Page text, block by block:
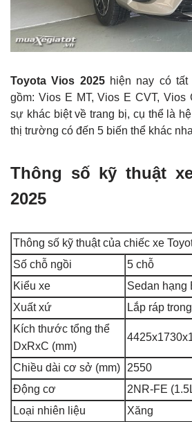
Toyota Vios 2025hiện nay có tất
gồm: Vios E MT, Vios E CVT, Vios
sự khác biệt về trang bị, cụ thể là
thị trường có đến 5 biến thể khác
Thông số kỹ thuật
2025
Thông số kỹ thuật của chiếc xe
Số chỗ ngồi
5 chỗ
Kiểu xe
Sedan hạng
Xuất xứ
Lắp ráp
Kích thước tổng thể
DxRxC (mm)
Chiều dài cơ sở (mm)
2550
Động cơ
2NR-FE
Loại nhiên liệu
Xăng